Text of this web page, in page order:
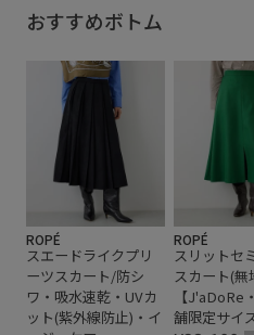
ストレスフリー
ボイル ボイル素材 ボリ
ワンピース 夏の機能素材アイ
快適な着心地
肌触りが良い 自宅で洗える
通気性
おすすめボトム
ROPÉ
スエードライクプリ
ーツスカート/防シ
ワ・吸水速乾・UVカ
ット(紫外線防止)・イ
ROPÉ
スリットセ
スカート(無
【J'aDoRe
舗限定サイ